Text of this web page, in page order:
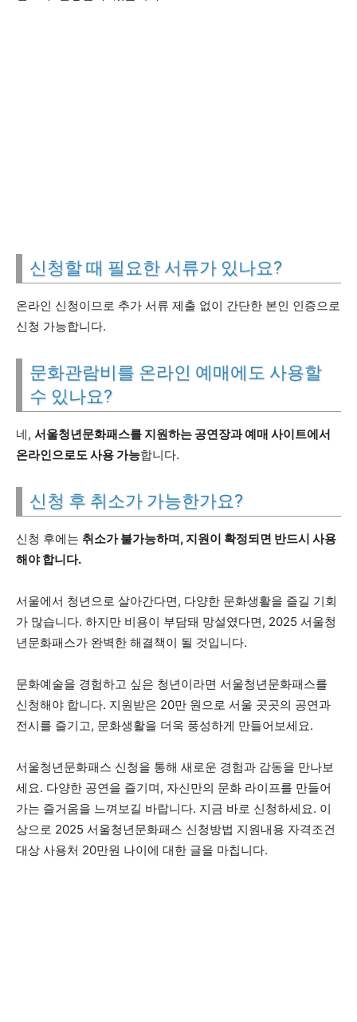
신청할 때 필요한 서류가 있나요?
온라인 신청이므로 추가 서류 제출 없이 간단한 본인 인증으로
신청 가능합니다.
문화관람비를 온라인 예매에도 사용할
수 있나요?
네, 서울청년문화패스를 지원하는 공연장과 예매 사이트에서
온라인으로도 사용 가능합니다.
신청 후 취소가 가능한가요?
신청 후에는 취소가 불가능하며, 지원이 확정되면 반드시 사용
해야 합니다.
서울에서 청년으로 살아간다면, 다양한 문화생활을 즐길 기회
가 많습니다. 하지만 비용이 부담돼 망설였다면, 2025 서울청
년문화패스가 완벽한 해결책이 될 것입니다.
문화예술을 경험하고 싶은 청년이라면 서울청년문화패스를
신청해야 합니다. 지원받은 20만 원으로 서울 곳곳의 공연과
전시를 즐기고, 문화생활을 더욱 풍성하게 만들어보세요.
서울청년문화패스 신청을 통해 새로운 경험과 감동을 만나보
세요. 다양한 공연을 즐기며, 자신만의 문화 라이프를 만들어
가는 즐거움을 느껴보길 바랍니다. 지금 바로 신청하세요. 이
상으로 2025 서울청년문화패스 신청방법 지원내용 자격조건
대상 사용처 20만원 나이에 대한 글을 마칩니다.